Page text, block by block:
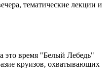
тематические лекции и
это время "Белый Лебедь"
круизов, охватывающих